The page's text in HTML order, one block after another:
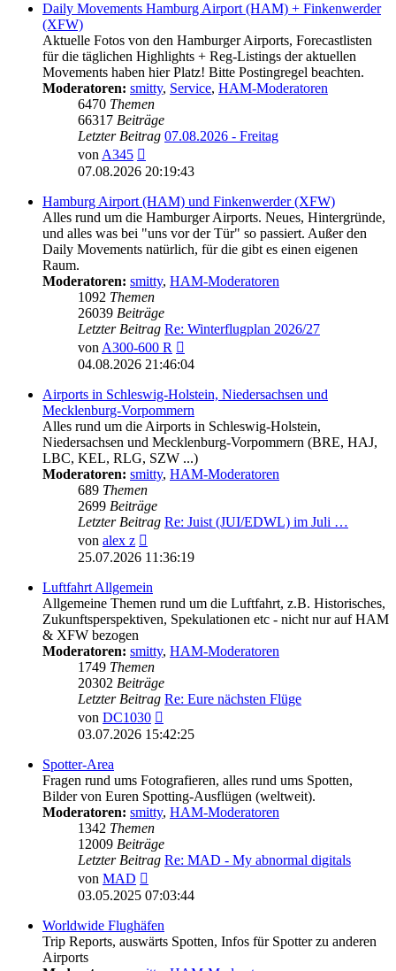
Daily Movements Hamburg Airport (HAM) + Finkenwerder
(XFW)
Aktuelle Fotos von den Hamburger Airports, Forecastlisten
für die täglichen Highlights + Reg-Listings der aktuellen
Movements haben hier Platz! Bitte Postingregel beachten.
Moderatoren: smitty, Service, HAM-Moderatoren
6470 Themen
66317 Beiträge
Letzter Beitrag 07.08.2026 - Freitag
vonA345
Beitrag
07.08.2026 20:19:43
Hamburg Airport (HAM) und Finkenwerder (XFW)
Alles rund um die Hamburger Airports. Neues, Hintergründe,
und alles was bei "uns vor der Tür" so passiert. Außer den
Daily Movements natürlich, für die gibt es einen eigenen
Raum.
Moderatoren: smitty, HAM-Moderatoren
1092 Themen
26039 Beiträge
Letzter Beitrag Re: Winterflugplan 2026/27
vonA300-600 R
Beitrag
04.08.2026 21:46:04
Airports in Schleswig-Holstein, Niedersachsen und
Mecklenburg-Vorpommern
Alles rund um die Airports in Schleswig-Holstein,
Niedersachsen und Mecklenburg-Vorpommern (BRE, HAJ,
LBC, KEL, RLG, SZW ...)
Moderatoren: smitty, HAM-Moderatoren
689 Themen
2699 Beiträge
Letzter Beitrag Re: Juist (JUI/EDWL) im Juli …
von alex z
Beitrag
25.07.2026 11:36:19
Luftfahrt Allgemein
Allgemeine Themen rund um die Luftfahrt, z.B. Historisches,
Zukunftsperspektiven, Spekulationen etc - nicht nur auf HAM
& XFW bezogen
Moderatoren: smitty, HAM-Moderatoren
1749 Themen
20302 Beiträge
Letzter Beitrag Re: Eure nächsten Flüge
von DC1030
Beitrag
03.07.2026 15:42:25
Spotter-Area
Fragen rund ums Fotografieren, alles rund ums Spotten,
Bilder von Euren Spotting-Ausflügen (weltweit).
Moderatoren: smitty, HAM-Moderatoren
1342 Themen
12009 Beiträge
Letzter Beitrag Re: MAD - My abnormal digitals
von MAD
Beitrag
03.05.2025 07:03:44
Worldwide Flughäfen
Trip Reports, auswärts Spotten, Infos für Spotter zu anderen
Airports